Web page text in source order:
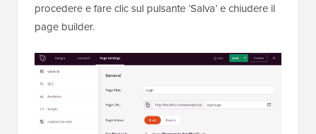
procedere e fare clic sul pulsante ‘Salva’ e chiudere il
page builder.